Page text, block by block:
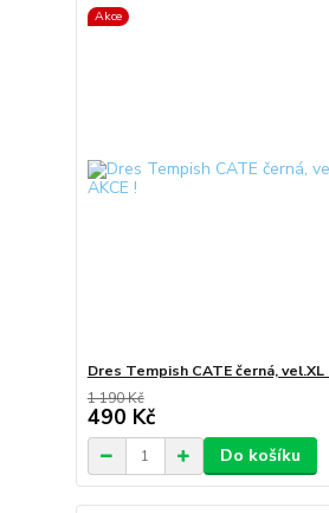
Akce
Dres Tempish CATE černá, vel.XL
1 190 Kč
490 Kč
Do košíku